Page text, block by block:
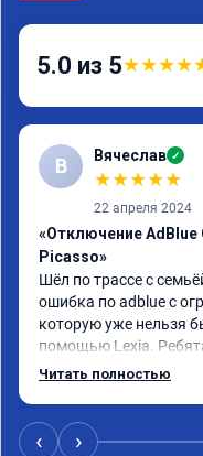
5.0 из 5★★★★
В Вячеслав ✓
★★★★★
22 апреля 2024
«Отключение AdBlue
Picasso»
Шёл по трассе с
ошибка по adblue с
которую уже нельзя
помощью Lexia.
оперативно приняли и
Читать полностью
‹ ›